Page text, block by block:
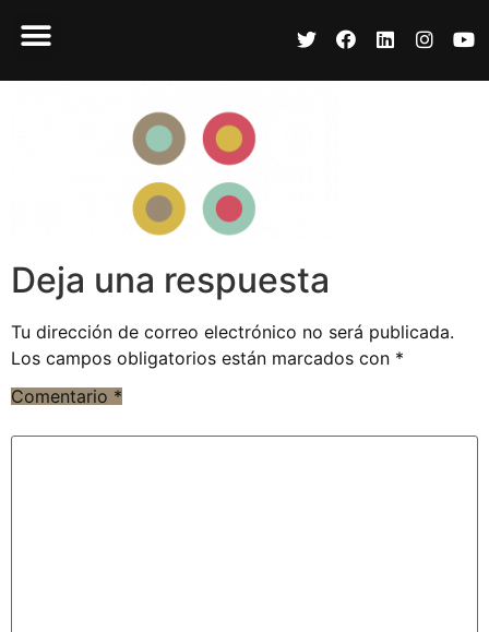
Deja una respuesta
Tu dirección de correo electrónico no será publicada.
Los campos obligatorios están marcados con *
Comentario *